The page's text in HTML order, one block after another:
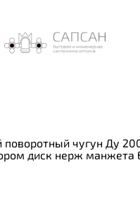
поворотный чугун Ду
диск нерж манжета